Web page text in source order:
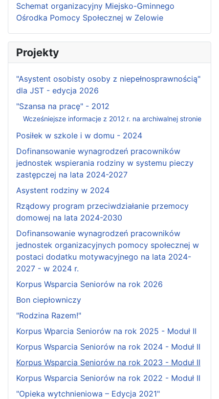
Schemat organizacyjny Miejsko-Gminnego
Ośrodka Pomocy Społecznej w Zelowie
Projekty
"Asystent osobisty osoby z niepełnosprawnością"
dla JST - edycja 2026
"Szansa na pracę" - 2012
Wcześniejsze informacje z 2012 r. na archiwalnej stronie
Posiłek w szkole i w domu - 2024
Dofinansowanie wynagrodzeń pracowników
jednostek wspierania rodziny w systemu pieczy
zastępczej na lata 2024-2027
Asystent rodziny w 2024
Rządowy program przeciwdziałanie przemocy
domowej na lata 2024-2030
Dofinansowanie wynagrodzeń pracowników
jednostek organizacyjnych pomocy społecznej w
postaci dodatku motywacyjnego na lata 2024-
2027 - w 2024 r.
Korpus Wsparcia Seniorów na rok 2026
Bon ciepłowniczy
"Rodzina Razem!"
Korpus Wparcia Seniorów na rok 2025 - Moduł II
Korpus Wsparcia Seniorów na rok 2024 - Moduł II
Korpus Wsparcia Seniorów na rok 2023 - Moduł II
Korpus Wsparcia Seniorów na rok 2022 - Moduł II
"Opieka wytchnieniowa – Edycja 2021"